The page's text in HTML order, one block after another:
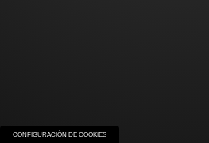
CONFIGURACIÓN DE COOKIES